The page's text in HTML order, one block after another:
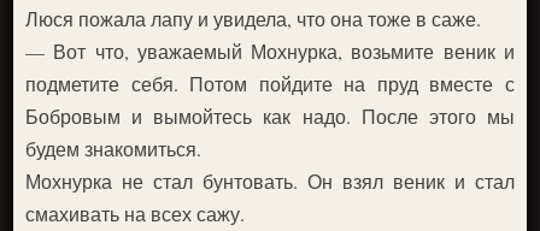
Люся пожала лапу и увидела, что она тоже в саже.
— Вот что, уважаемый Мохнурка, возьмите веник и
подметите себя. Потом пойдите на пруд вместе с
Бобровым и вымойтесь как надо. После этого мы
будем знакомиться.
Мохнурка не стал бунтовать. Он взял веник и стал
смахивать на всех сажу.